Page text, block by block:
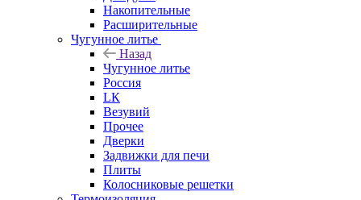
Накопительные
Расширительные
Чугунное литье
Назад
Чугунное литье
Россия
LК
Везувий
Прочее
Дверки
Задвижки для печи
Плиты
Колосниковые решетки